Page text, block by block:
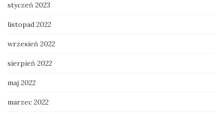
styczeń 2023
listopad 2022
wrzesień 2022
sierpień 2022
maj 2022
marzec 2022